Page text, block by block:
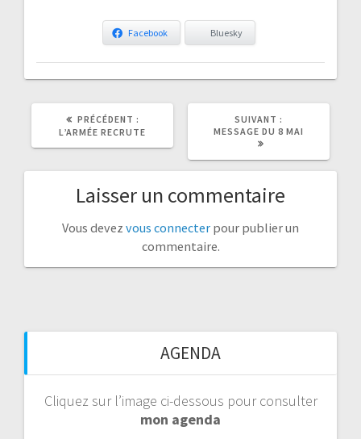
Facebook Bluesky
PRÉCÉDENT :
ARTICLE
PRÉCÉDENT
L’ARMÉE RECRUTE
SUIVANT :
ARTICLE
MESSAGE DU 8 MAI
Laisser un commentaire
Vous devez vous connecter pour publier un
commentaire.
AGENDA
Cliquez sur l’image ci-dessous pour consulter
mon agenda